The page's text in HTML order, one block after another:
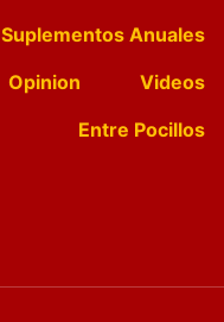
Suplementos Anuales
Opinion
Videos
Entre Pocillos